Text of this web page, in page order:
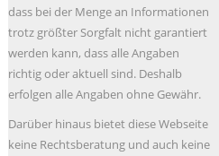
dass bei der Menge an Informationen
trotz größter Sorgfalt nicht garantiert
werden kann, dass alle Angaben
richtig oder aktuell sind. Deshalb
erfolgen alle Angaben ohne Gewähr.
Darüber hinaus bietet diese Webseite
keine Rechtsberatung und auch keine